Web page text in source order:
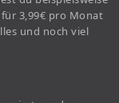
3,99€ pro Monat
und noch viel